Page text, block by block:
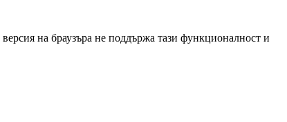
на браузъра не поддържа тази функционалност и